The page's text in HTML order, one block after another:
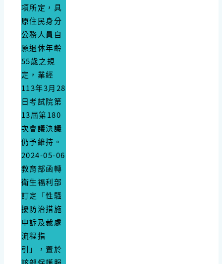
項所定，具
原住民身分
公務人員自
願退休年齡
55歲之規
定，業經
113年3月28
日考試院第
13屆第180
次會議決議
仍予維持。
2024-05-06
​教育部函轉
衛生福利部
訂定「性騷
擾防治措施
申訴及裁處
流程指
引」，置於